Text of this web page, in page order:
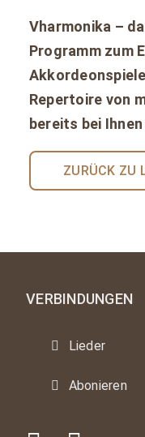
Vharmonika –
Programm zum
Repertoire von
bereits bei
ZURÜCK ZU
VERBINDUNGEN
Lieder
Abonieren